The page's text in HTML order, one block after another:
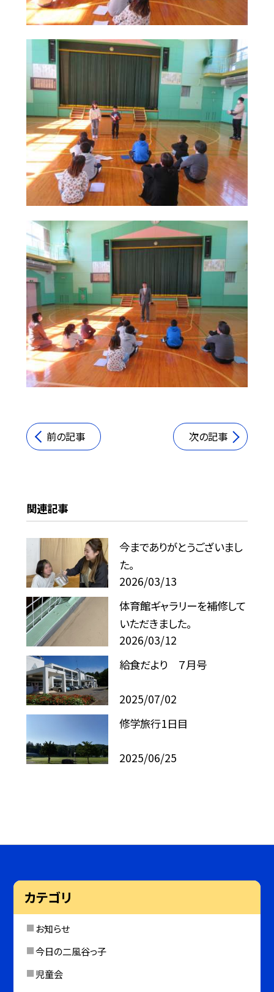
前の記事 次の記事
関連記事
今までありがとうございまし
た。
2026/03/13
体育館ギャラリーを補修して
いただきました。
2026/03/12
給食だより ７月号
2025/07/02
修学旅行1日目
2025/06/25
カテゴリ
お知らせ
今日の二風谷っ子
児童会